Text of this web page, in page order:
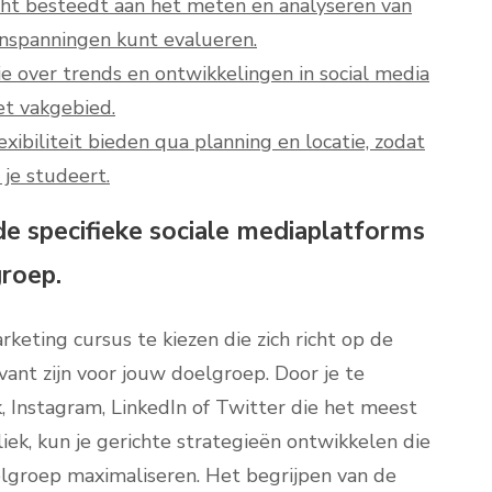
besteedt aan het meten en analyseren van
kunt evalueren.
over trends en ontwikkelingen in social media
vakgebied.
bieden qua planning en locatie, zodat
je studeert.
specifieke sociale mediaplatforms
cursus te kiezen die zich richt op de
zijn voor jouw doelgroep. Door je te
Instagram, LinkedIn of Twitter die het meest
kun je gerichte strategieën ontwikkelen die
maximaliseren. Het begrijpen van de